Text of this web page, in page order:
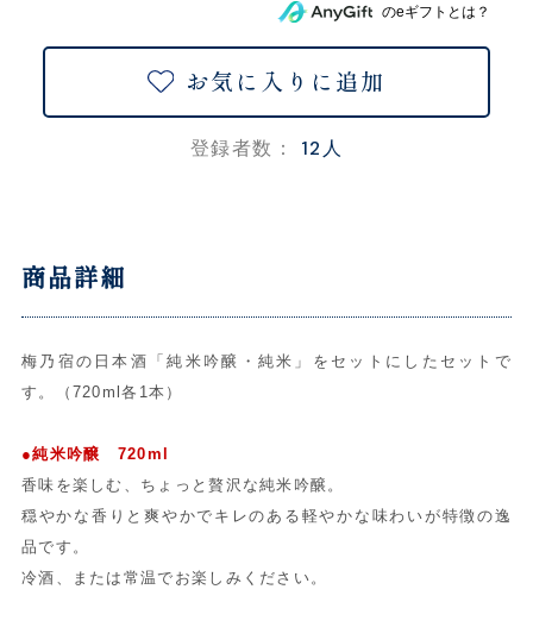
のeギフトとは？
お気に入りに追加
登録者数： 12人
商品詳細
梅乃宿の日本酒「純米吟醸・純米」をセットにしたセットで
す。（720ml各1本）
●純米吟醸 720ml
香味を楽しむ、ちょっと贅沢な純米吟醸。
穏やかな香りと爽やかでキレのある軽やかな味わいが特徴の逸
品です。
冷酒、または常温でお楽しみください。